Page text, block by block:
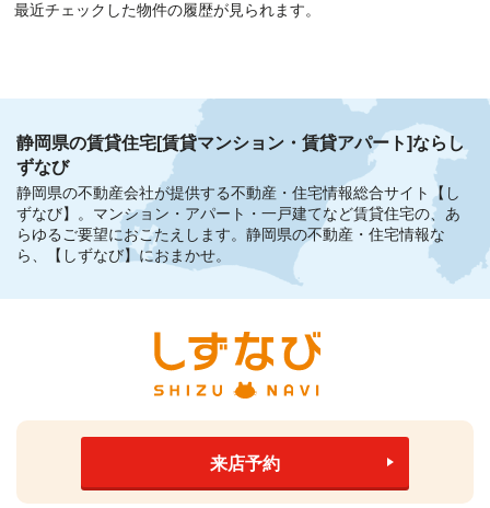
最近チェックした物件の履歴が見られます。
静岡県の賃貸住宅[賃貸マンション・賃貸アパート]ならし
ずなび
静岡県の不動産会社が提供する不動産・住宅情報総合サイト【し
ずなび】。 マンション・アパート・一戸建てなど賃貸住宅の、あ
らゆるご要望におこたえします。 静岡県の不動産・住宅情報な
ら、【しずなび】におまかせ。
来店予約